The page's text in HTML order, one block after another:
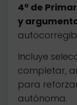
4º de
y
Incluye
completar,
para
autónoma.